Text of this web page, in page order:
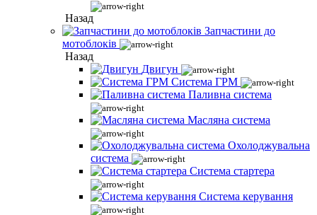
Назад
Запчастини до
мотоблоків
Назад
Двигун
Система ГРМ
Паливна система
Масляна система
Охолоджувальна
система
Система стартера
Система керування